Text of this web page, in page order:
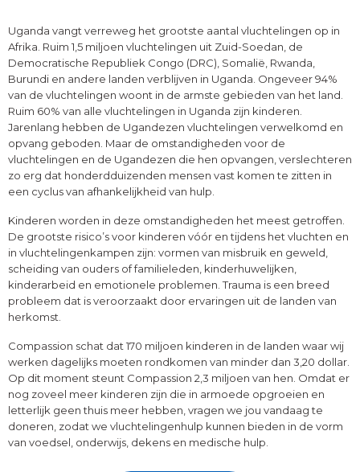
Uganda vangt verreweg het grootste aantal vluchtelingen op in
Afrika. Ruim 1,5 miljoen vluchtelingen uit Zuid-Soedan, de
Democratische Republiek Congo (DRC), Somalië, Rwanda,
Burundi en andere landen verblijven in Uganda. Ongeveer 94%
van de vluchtelingen woont in de armste gebieden van het land.
Ruim 60% van alle vluchtelingen in Uganda zijn kinderen.
Jarenlang hebben de Ugandezen vluchtelingen verwelkomd en
opvang geboden. Maar de omstandigheden voor de
vluchtelingen en de Ugandezen die hen opvangen, verslechteren
zo erg dat honderdduizenden mensen vast komen te zitten in
een cyclus van afhankelijkheid van hulp.
Kinderen worden in deze omstandigheden het meest getroffen.
De grootste risico’s voor kinderen vóór en tijdens het vluchten en
in vluchtelingenkampen zijn: vormen van misbruik en geweld,
scheiding van ouders of familieleden, kinderhuwelijken,
kinderarbeid en emotionele problemen. Trauma is een breed
probleem dat is veroorzaakt door ervaringen uit de landen van
herkomst.
Compassion schat dat 170 miljoen kinderen in de landen waar wij
werken dagelijks moeten rondkomen van minder dan 3,20 dollar.
Op dit moment steunt Compassion 2,3 miljoen van hen. Omdat er
nog zoveel meer kinderen zijn die in armoede opgroeien en
letterlijk geen thuis meer hebben, vragen we jou vandaag te
doneren, zodat we vluchtelingenhulp kunnen bieden in de vorm
van voedsel, onderwijs, dekens en medische hulp.